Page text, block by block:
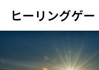
ヒーリングゲー